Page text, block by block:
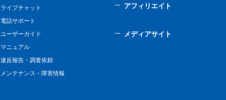
ライブチャット
電話サポート
ユーザーガイド
マニュアル
違反報告・調査依頼
メンテナンス・障害情報
アフィリエイト
メディアサイト